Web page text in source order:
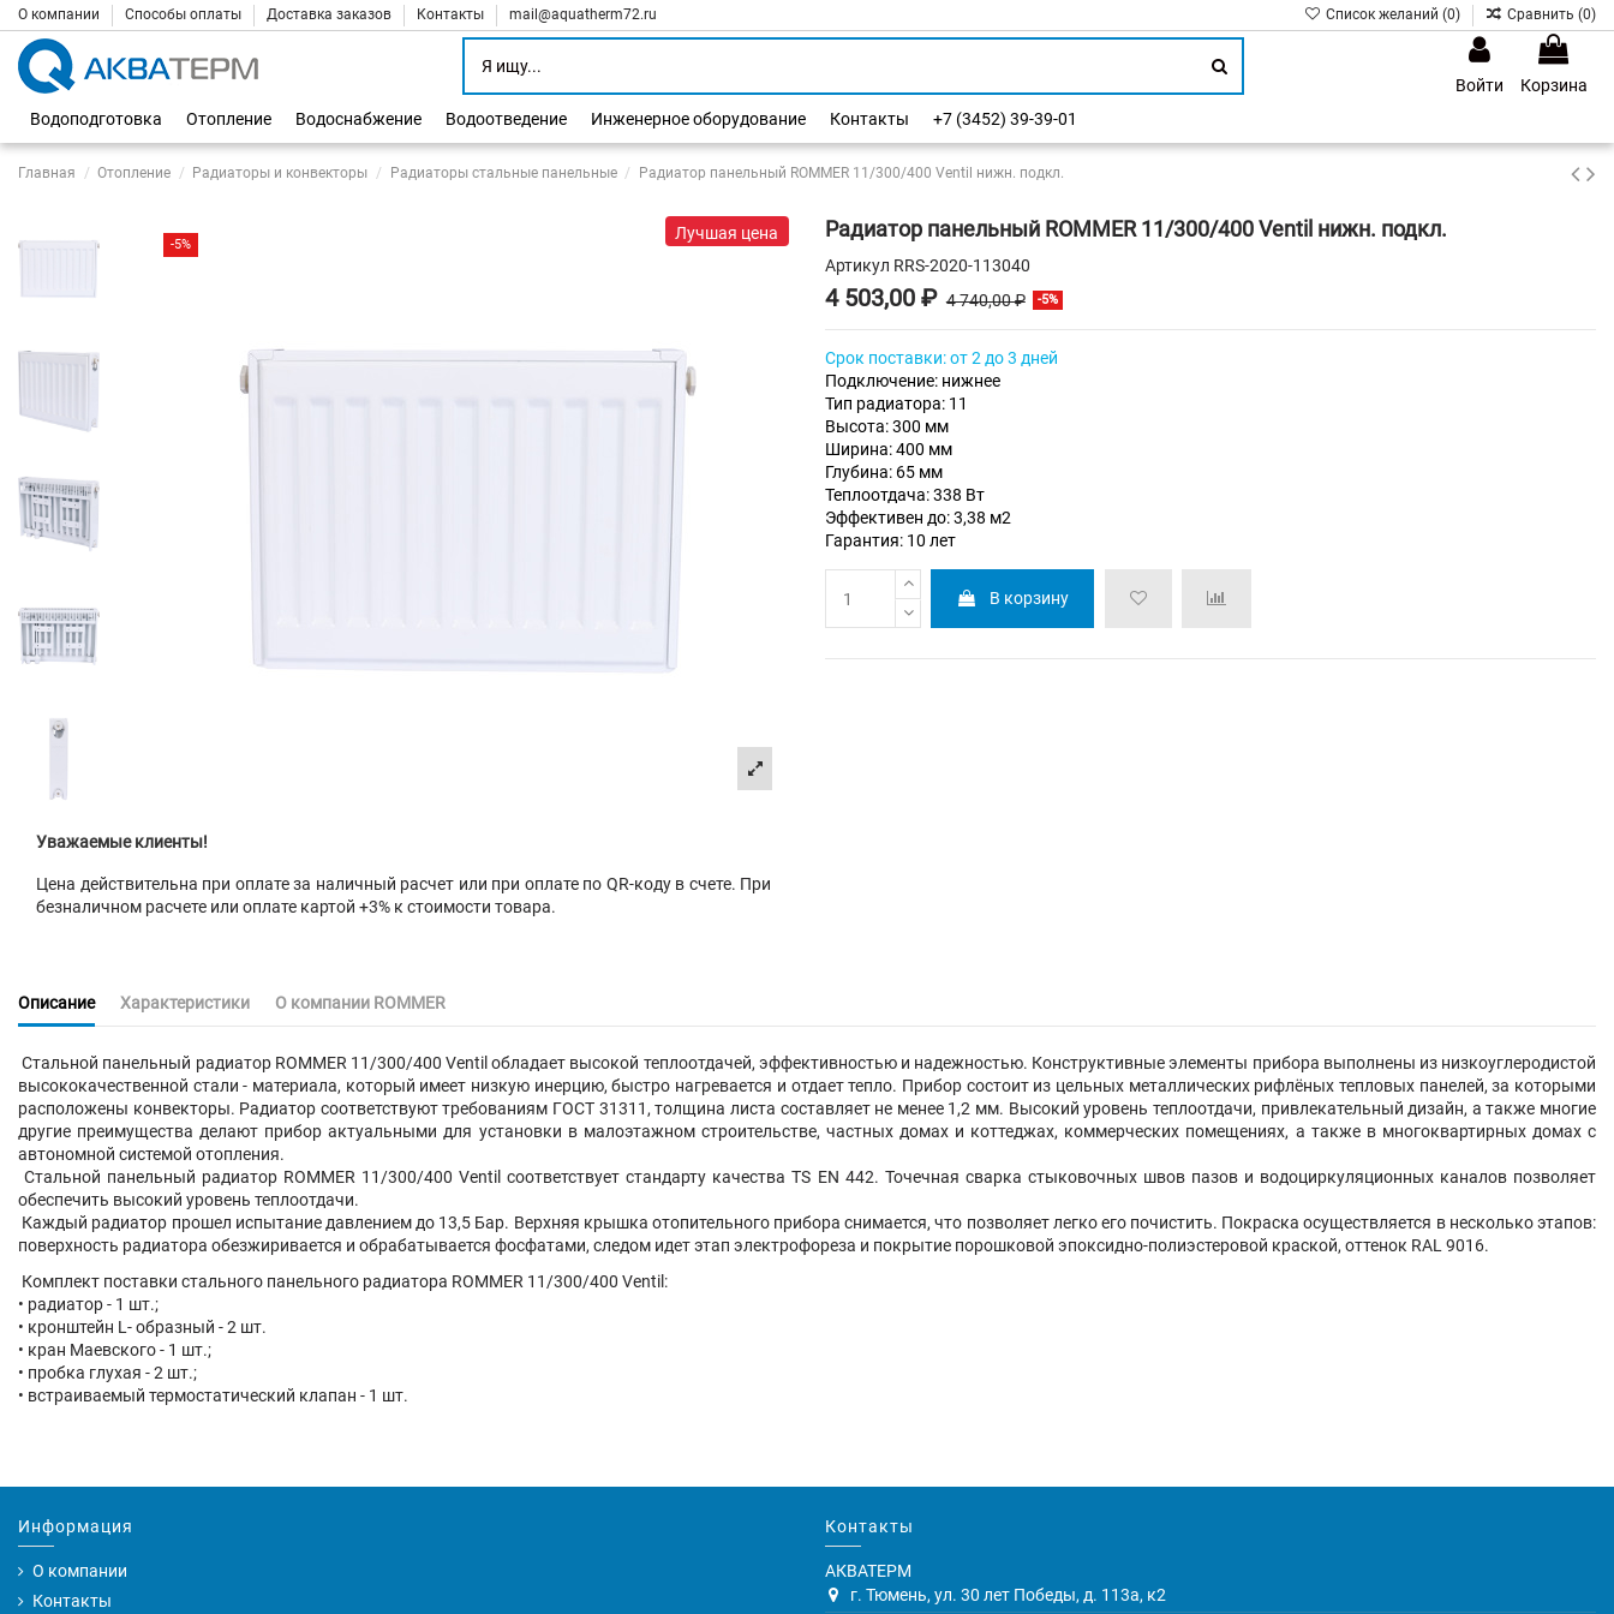
О компании Способы оплаты Доставка заказов Контакты mail@aquatherm72.ru Список желаний (0) Сравнить (0)
Войти
Корзина
Водоподготовка
Отопление Водоснабжение Водоотведение Инженерное оборудование Контакты +7 (3452) 39-39-01
Главная Отопление Радиаторы и конвекторы Радиаторы стальные панельные Радиатор панельный ROMMER 11/300/400 Ventil нижн. подкл.
-5%
Лучшая цена
Уважаемые клиенты!
Цена действительна при оплате за наличный расчет или при оплате по QR-коду в счете. При
безналичном расчете или оплате картой +3% к стоимости товара.
Радиатор панельный ROMMER 11/300/400 Ventil нижн. подкл.
Артикул RRS-2020-113040
4 503,00 ₽ 4 740,00 ₽ -5%
Срок поставки: от 2 до 3 дней
Подключение: нижнее
Тип радиатора: 11
Высота: 300 мм
Ширина: 400 мм
Глубина: 65 мм
Теплоотдача: 338 Вт
Эффективен до: 3,38 м2
Гарантия: 10 лет
В корзину
Описание Характеристики О компании ROMMER
Стальной панельный радиатор ROMMER 11/300/400 Ventil обладает высокой теплоотдачей, эффективностью и надежностью. Конструктивные элементы прибора выполнены из низкоуглеродистой
высококачественной стали - материала, который имеет низкую инерцию, быстро нагревается и отдает тепло. Прибор состоит из цельных металлических рифлёных тепловых панелей, за которыми
расположены конвекторы. Радиатор соответствуют требованиям ГОСТ 31311, толщина листа составляет не менее 1,2 мм. Высокий уровень теплоотдачи, привлекательный дизайн, а также многие
другие преимущества делают прибор актуальными для установки в малоэтажном строительстве, частных домах и коттеджах, коммерческих помещениях, а также в многоквартирных домах с
автономной системой отопления.
Стальной панельный радиатор ROMMER 11/300/400 Ventil соответствует стандарту качества TS EN 442. Точечная сварка стыковочных швов пазов и водоциркуляционных каналов позволяет
обеспечить высокий уровень теплоотдачи.
Каждый радиатор прошел испытание давлением до 13,5 Бар. Верхняя крышка отопительного прибора снимается, что позволяет легко его почистить. Покраска осуществляется в несколько этапов:
поверхность радиатора обезжиривается и обрабатывается фосфатами, следом идет этап электрофореза и покрытие порошковой эпоксидно-полиэстеровой краской, оттенок RAL 9016.
Комплект поставки стального панельного радиатора ROMMER 11/300/400 Ventil:
• радиатор - 1 шт.;
• кронштейн L- образный - 2 шт.
• кран Маевского - 1 шт.;
• пробка глухая - 2 шт.;
• встраиваемый термостатический клапан - 1 шт.
Информация
О компании
Контакты
Контакты
АКВАТЕРМ
г. Тюмень, ул. 30 лет Победы, д. 113а, к2